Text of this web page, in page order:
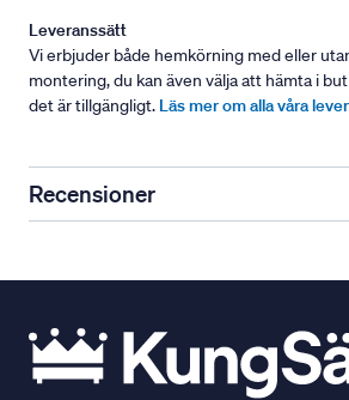
Leveranssätt
Vi erbjuder både hemkörning med eller
montering, du kan även välja att hämta i
det är tillgängligt. Läs mer om alla våra
Recensioner